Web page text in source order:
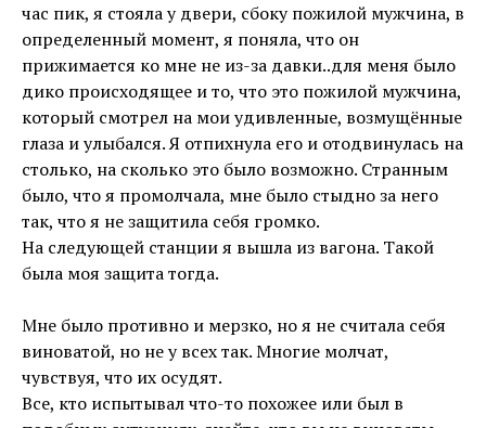
час пик, я стояла у двери, сбоку пожилой мужчина, в
определенный момент, я поняла, что он
прижимается ко мне не из-за давки..для меня было
дико происходящее и то, что это пожилой мужчина,
который смотрел на мои удивленные, возмущённые
глаза и улыбался. Я отпихнула его и отодвинулась на
столько, на сколько это было возможно. Странным
было, что я промолчала, мне было стыдно за него
так, что я не защитила себя громко.
На следующей станции я вышла из вагона. Такой
была моя защита тогда.
Мне было противно и мерзко, но я не считала себя
виноватой, но не у всех так. Многие молчат,
чувствуя, что их осудят.
Все, кто испытывал что-то похожее или был в